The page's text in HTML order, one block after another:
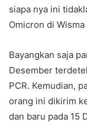
siapa nya ini
Omicron di Wisma
Bayangkan saja
Desember
PCR. Kemudian,
orang ini dikirim
dan baru pada 15